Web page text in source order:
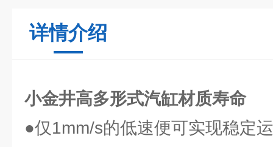
详情介绍
小金井高多形式汽缸材质寿命
●仅1mm/s的低速便可实现稳定